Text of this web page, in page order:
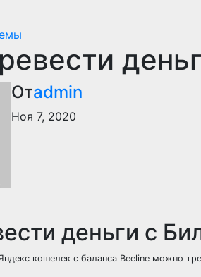
Отadmin
Ноя 7, 2020
деньги с
кошелек с баланса Beeline можно